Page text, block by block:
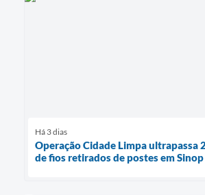
Há 3 dias
Operação Cidade Limpa ultrapassa
de fios retirados de postes em Sinop